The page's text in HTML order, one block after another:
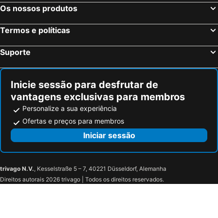
Mazan, bed and breakfasts
Venterol, bed and breakfasts
Gargas, bed and breakfasts
Le Thor, bed and breakfasts
Os nossos produtos
Termos e políticas
Suporte
Inicie sessão para desfrutar de
vantagens exclusivas para membros
Personalize a sua experiência
Ofertas e preços para membros
Iniciar sessão
trivago N.V., Kesselstraße 5 – 7, 40221 Düsseldorf, Alemanha
Direitos autorais 2026 trivago | Todos os direitos reservados.